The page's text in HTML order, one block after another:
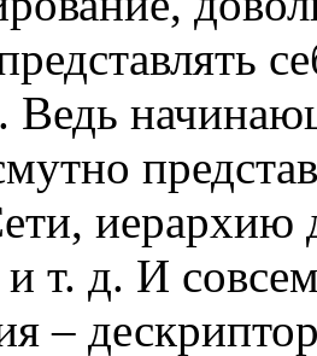
Ведь
иерархию
т. д. И
–